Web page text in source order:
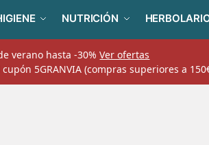
NUTRICIÓN
verano hasta -30%Ver ofertas
5GRANVIA (compras superiores a